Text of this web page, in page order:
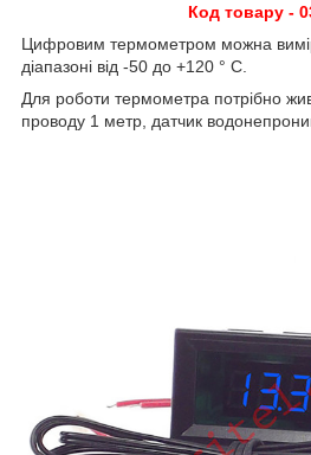
Код товару -
Цифровим термометром можна
діапазоні від -50 до +120 ° С.
Для роботи термометра потрібно
проводу 1 метр, датчик